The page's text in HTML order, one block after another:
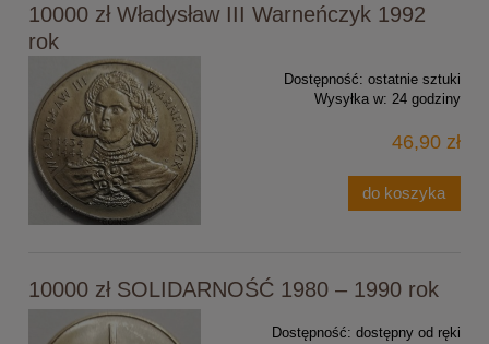
10000 zł Władysław III Warneńczyk 1992
rok
Dostępność: ostatnie sztuki
Wysyłka w: 24 godziny
46,90 zł
do koszyka
10000 zł SOLIDARNOŚĆ 1980 – 1990 rok
Dostępność: dostępny od ręki